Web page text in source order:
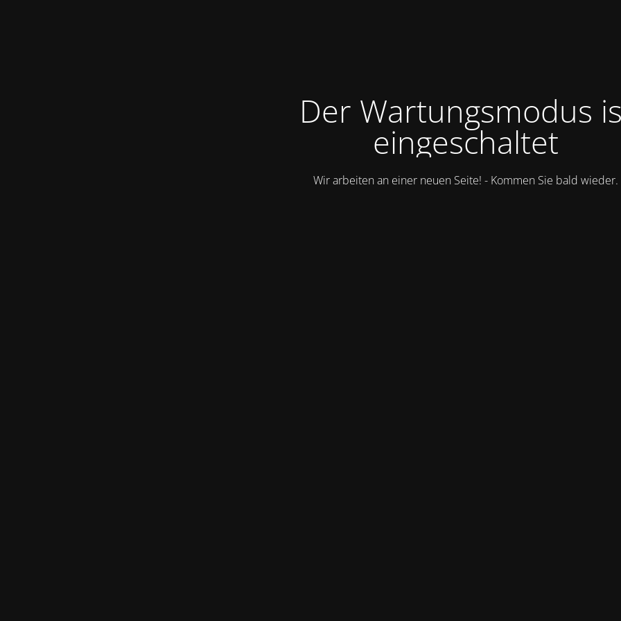
Der Wartungsmodus
eingeschaltet
Wir arbeiten an einer neuen Seite! - Kommen Sie bald wieder.